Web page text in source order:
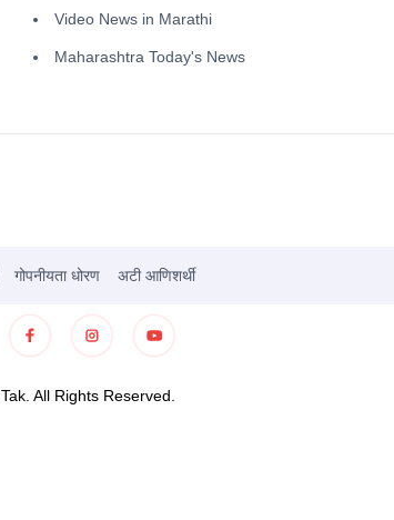
Video News in Marathi
Maharashtra Today's News
गोपनीयता धोरण अटी आणिशर्थी
Tak. All Rights Reserved.